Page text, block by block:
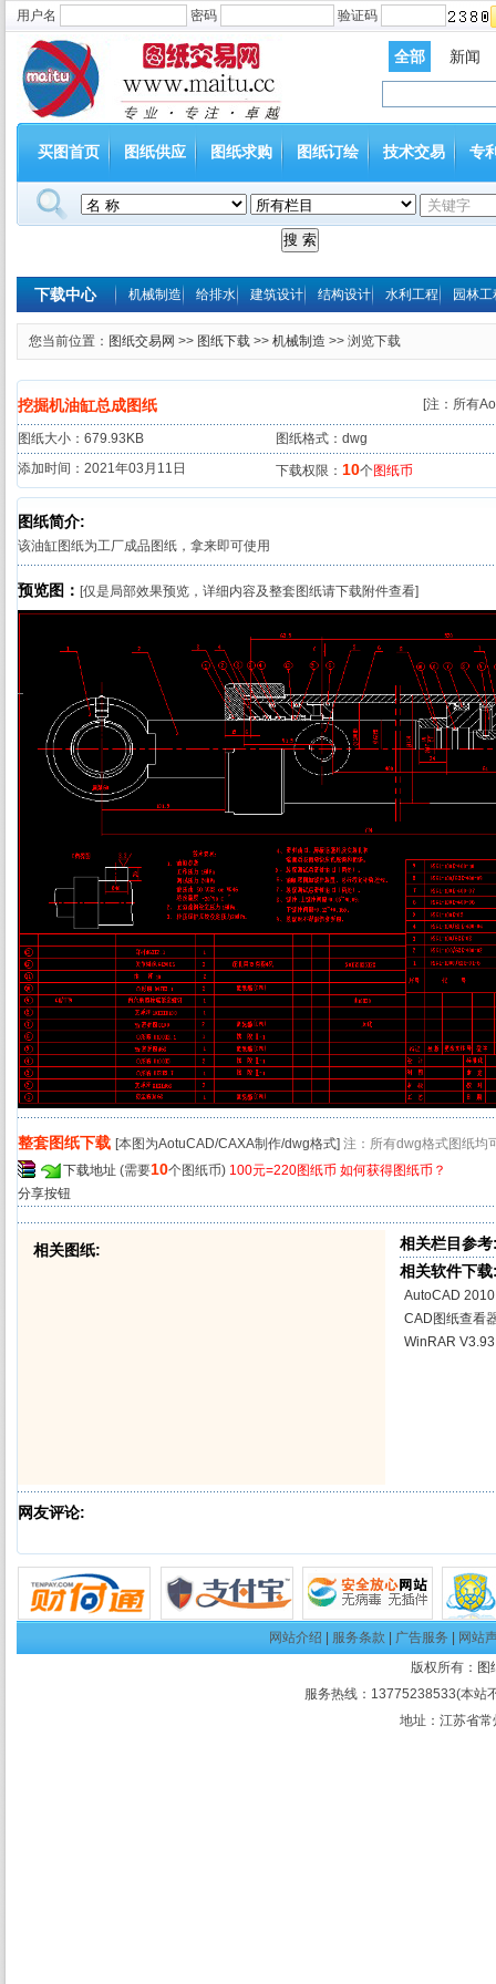
用户名 密码 验证码
全部 新闻
买图首页 图纸供应 图纸求购 图纸订绘 技术交易 专
下载中心 机械制造 给排水 建筑设计 结构设计 水利工程 园林工
您当前位置： 图纸交易网 >> 图纸下载 >> 机械制造 >> 浏览下载
挖掘机油缸总成图纸 [注：所有
图纸大小：679.93KB
图纸格式：dwg
添加时间：2021年03月11日
下载权限： 10个 图纸币
图纸简介:
该油缸图纸为工厂成品图纸，拿来即可使用
预览图： [仅是局部效果预览，详细内容及整套图纸请下载附件查看]
整套图纸下载 [本图为AotuCAD/CAXA制作/dwg格式] 注：所有dwg格式图纸均
下载地址 (需要10个图纸币) 100元=220图纸币 如何获得图纸币？
分享按钮
相关图纸:
相关栏目参
相关软件下
AutoCAD
CAD图纸查看
WinRAR
网友评论:
网站介绍 服务条款 广告服务
网站
版权所有： 图
服务热线：13775238533(本站
地址：江苏省